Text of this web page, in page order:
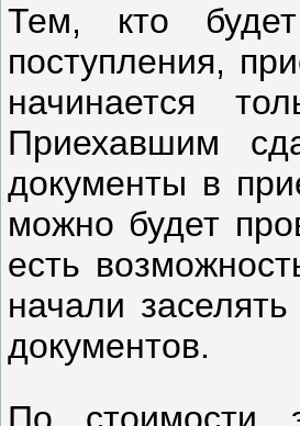
Тем, кто
поступления,
начинается
Приехавшим
документы в
можно будет
есть
начали
документов.